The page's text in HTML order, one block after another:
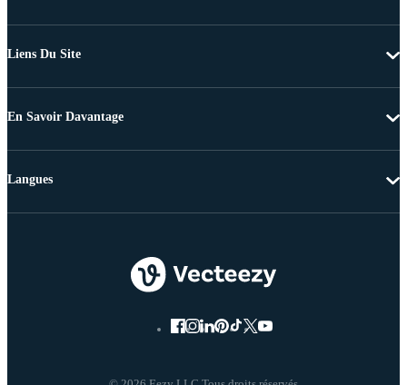
Liens Du Site
En Savoir Davantage
Langues